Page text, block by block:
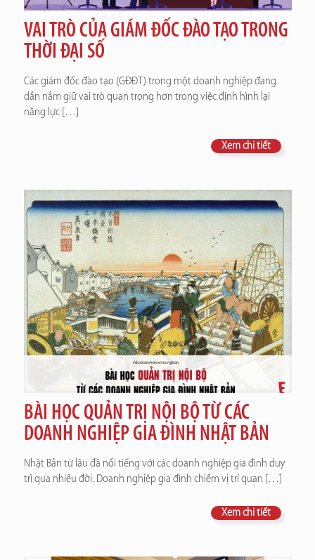
VAI TRÒ CỦA GIÁM ĐỐC ĐÀO TẠO TRONG
THỜI ĐẠI SỐ
Các giám đốc đào tạo (GĐĐT) trong một doanh nghiệp đang
dần nắm giữ vai trò quan trọng hơn trong việc định hình lại
năng lực[…]
Xem chi tiết
BÀI HỌC QUẢN TRỊ NỘI BỘ TỪ CÁC
DOANH NGHIỆP GIA ĐÌNH NHẬT BẢN
Nhật Bản từ lâu đã nổi tiếng với các doanh nghiệp gia đình duy
trì qua nhiều đời. Doanh nghiệp gia đình chiếm vị trí quan […]
Xem chi tiết